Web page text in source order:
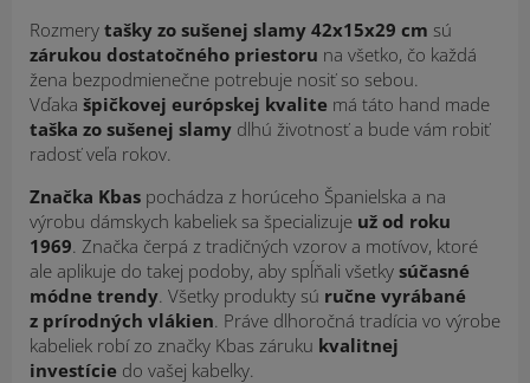
Rozmery tašky zo sušenej slamy 42x15x29 cm sú
zárukou dostatočného priestoru na všetko, čo každá
žena bezpodmienečne potrebuje nosiť so sebou.
Vďaka špičkovej európskej kvalite má táto hand made
taška zo sušenej slamy dlhú životnosť a bude vám robiť
radosť veľa rokov.
Značka Kbas pochádza z horúceho Španielska a na
výrobu dámskych kabeliek sa špecializuje už od roku
1969. Značka čerpá z tradičných vzorov a motívov, ktoré
ale aplikuje do takej podoby, aby spĺňali všetky súčasné
módne trendy. Všetky produkty sú ručne vyrábané
z prírodných vlákien. Práve dlhoročná tradícia vo výrobe
kabeliek robí zo značky Kbas záruku kvalitnej
investície do vašej kabelky.